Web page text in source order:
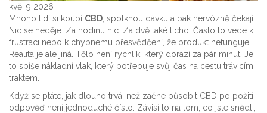
kvě, 9 2026
Mnoho lidí si koupí CBD , spolknou dávku a pak nervózně čekají.
Nic se neděje. Za hodinu nic. Za dvě také ticho. Často to vede k
frustraci nebo k chybnému přesvědčení, že produkt nefunguje.
Realita je ale jiná. Tělo není rychlík, který dorazí za pár minut. Je
to spíše nákladní vlak, který potřebuje svůj čas na cestu trávicím
traktem.
Když se ptáte, jak dlouho trvá, než začne působit CBD po požití,
odpověď není jednoduché číslo. Závisí to na tom, co jste snědli,